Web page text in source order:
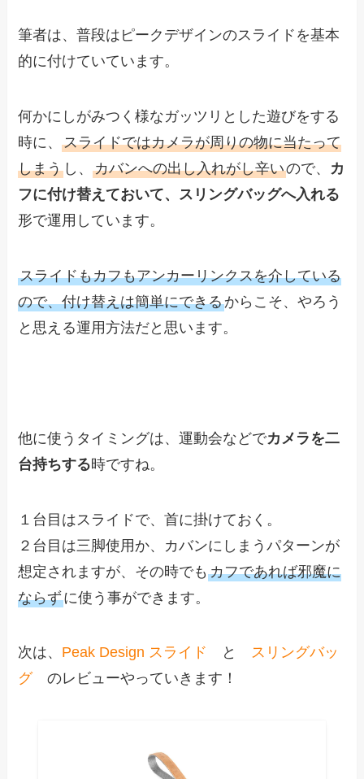
筆者は、普段はピークデザインのスライドを基本
的に付けていています。
何かにしがみつく様なガッツリとした遊びをする
時に、スライドではカメラが周りの物に当たって
しまう し、カバンへの出し入れがし辛いので、 カ
フに付け替えておいて、スリングバッグへ入れる
形で運用しています。
スライドもカフもアンカーリンクスを介している
ので、付け替えは簡単にできるからこそ、やろう
と思える運用方法だと思います。
他に使うタイミングは、運動会などでカメラを二
台持ちする時ですね。
１台目はスライドで、首に掛けておく。
２台目は三脚使用か、カバンにしまうパターンが
想定されますが、その時でもカフであれば邪魔に
ならずに使う事ができます。
次は、 Peak Design スライド と スリングバッ
グのレビューやっていきます！